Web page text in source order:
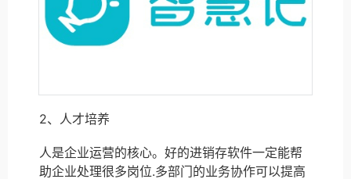
2、人才培养
人是企业运营的核心。好的进销存软件一定能帮
助企业处理很多岗位.多部门的业务协作可以提高